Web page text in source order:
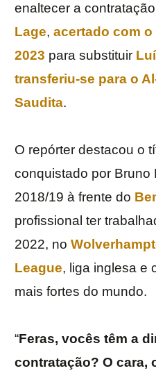
enaltecer a
Lage, acertado com o
2023 para substituir
transferiu-se para o
Saudita.
O repórter destacou o
conquistado por Bruno
2018/19 à frente do
profissional ter
2022, no
League, liga inglesa e
mais fortes do mundo.
“Feras, vocês têm a
contratação? O cara,